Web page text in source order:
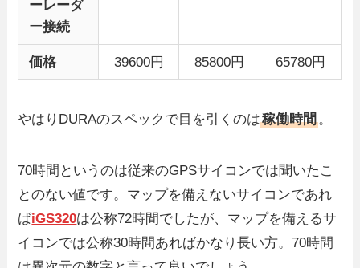
ーレーダ
ー接続
価格 39600円 85800円 65780円
やはりDURAのスペックで目を引くのは稼働時間。
70時間というのは従来のGPSサイコンでは聞いたこ
とのない値です。マップを備えないサイコンであれ
ばiGS320は公称72時間でしたが、マップを備えるサ
イコンでは公称30時間あればかなり長い方。70時間